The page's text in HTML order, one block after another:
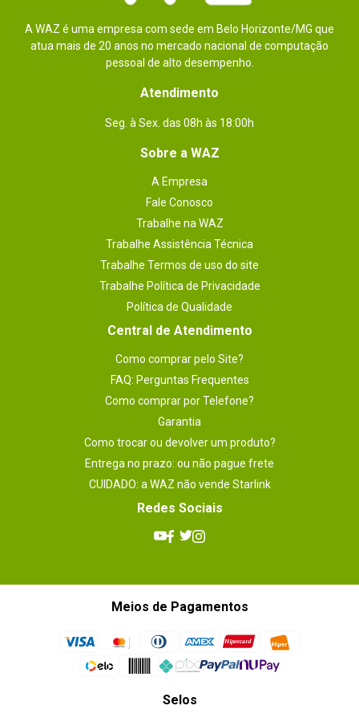
A WAZ é uma empresa com sede em Belo Horizonte/MG que
atua mais de 20 anos no mercado nacional de computação
pessoal de alto desempenho.
Atendimento
Seg. à Sex. das 08h às 18:00h
Sobre a WAZ
A Empresa
Fale Conosco
Trabalhe na WAZ
Trabalhe Assistência Técnica
Trabalhe Termos de uso do site
Trabalhe Política de Privacidade
Política de Qualidade
Central de Atendimento
Como comprar pelo Site?
FAQ: Perguntas Frequentes
Como comprar por Telefone?
Garantia
Como trocar ou devolver um produto?
Entrega no prazo: ou não pague frete
CUIDADO: a WAZ não vende Starlink
Redes Sociais
Meios de Pagamentos
Selos